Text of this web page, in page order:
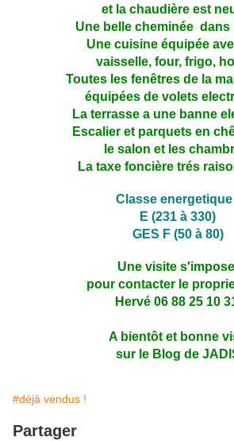
et la chaudière est
Une belle cheminée dans
Une cuisine équipée
vaisselle, four, frigo,
Toutes les fenêtres de la
équipées de volets
La terrasse a une banne
Escalier et parquets en
le salon et les
La taxe foncière trés
Classe energetique
E (231 à 330)
GES F (50 à 80)
Une visite
pour contacter le
Hervé 06 88 25 10
A bientôt et bonne
sur le Blog de
#déjà vendus !
Partager